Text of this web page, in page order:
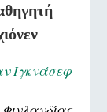
Ιγκνάσεφ